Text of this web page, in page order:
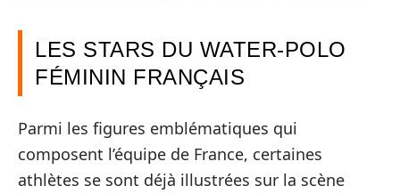
LES STARS DU WATER-POLO
FÉMININ FRANÇAIS
Parmi les figures emblématiques qui
composent l’équipe de France, certaines
athlètes se sont déjà illustrées sur la scène